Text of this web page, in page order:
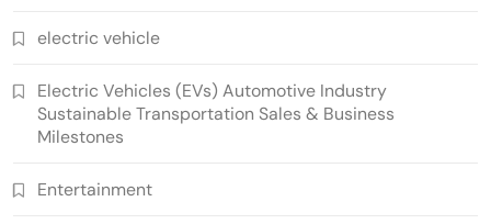
electric vehicle
Electric Vehicles (EVs) Automotive Industry
Sustainable Transportation Sales & Business
Milestones
Entertainment